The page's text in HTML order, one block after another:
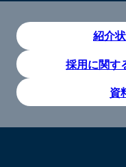
紹介
採用に関す
資